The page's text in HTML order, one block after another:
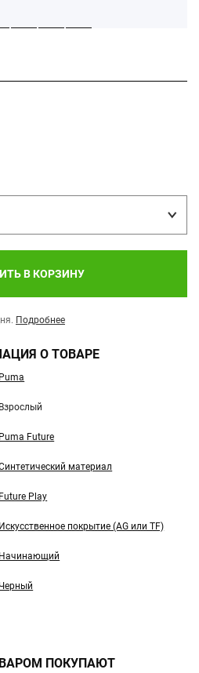
В КОРЗИНУ
Подробнее
О ТОВАРЕ
Puma
Взрослый
Puma Future
материал
Future Play
Искусственное покрытие (AG или TF)
Начинающий
ПОКУПАЮТ